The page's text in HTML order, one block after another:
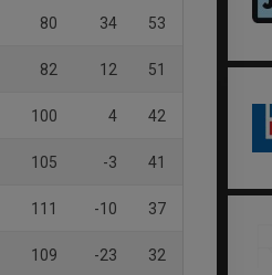
80 34 53
82 12 51
100 4 42
105 -3 41
111 -10 37
109 -23 32